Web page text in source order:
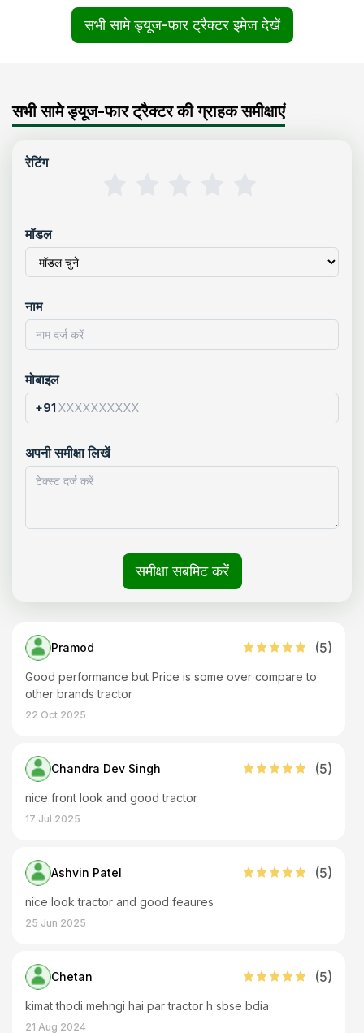
सभी सामे ड्यूज-फार ट्रैक्टर इमेज देखें
सभी सामे ड्यूज-फार ट्रैक्टर की ग्राहक समीक्षाएं
रेटिंग
मॉडल
नाम
मोबाइल
+91
अपनी समीक्षा लिखें
समीक्षा सबमिट करें
Pramod (5)
Good performance but Price is some over compare to
other brands tractor
22 Oct 2025
Chandra Dev Singh (5)
nice front look and good tractor
17 Jul 2025
Ashvin Patel (5)
nice look tractor and good feaures
25 Jun 2025
Chetan (5)
kimat thodi mehngi hai par tractor h sbse bdia
21 Aug 2024